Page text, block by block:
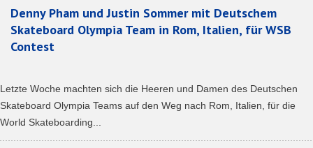
Denny Pham und Justin Sommer mit Deutschem
Skateboard Olympia Team in Rom, Italien, für WSB
Contest
Letzte Woche machten sich die Heeren und Damen des Deutschen
Skateboard Olympia Teams auf den Weg nach Rom, Italien, für die
World Skateboarding...